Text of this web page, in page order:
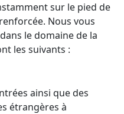
sur le pied de
Nous vous
le domaine de la
les suivants :
ainsi que des
étrangères à